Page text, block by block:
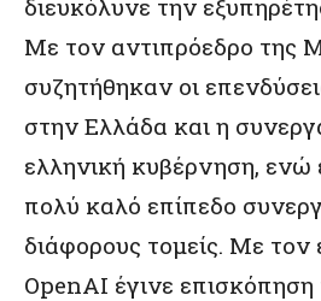
διευκόλυνε την
Με τον αντιπρόεδρο της
συζητήθηκαν οι
στην Ελλάδα και η
ελληνική κυβέρνηση, ενώ
πολύ καλό επίπεδο
διάφορους τομείς. Με τον
OpenAI έγινε επισκόπηση